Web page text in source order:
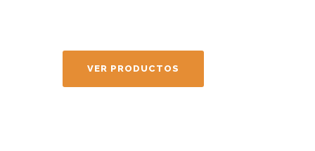
VER PRODUCTOS